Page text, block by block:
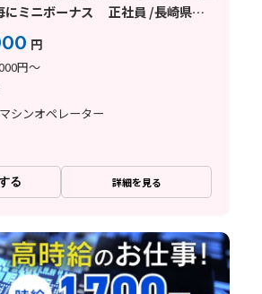
にミニボーナス 正社員 /長崎県大
円
円～
シンオペレーター
る 詳細を見る